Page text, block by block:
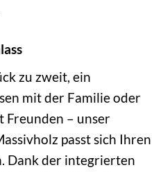
zu zweit, ein
mit der Familie oder
Freunden – unser
passt sich Ihren
Dank der integrierten